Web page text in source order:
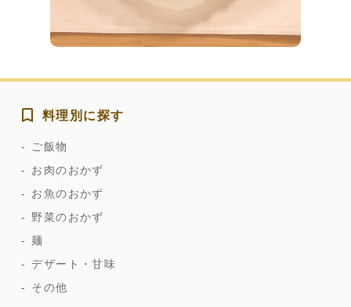
料理別に探す
ご飯物
お肉のおかず
お魚のおかず
野菜のおかず
麺
デザート・甘味
その他